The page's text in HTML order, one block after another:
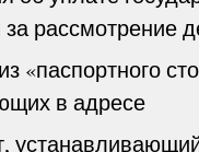
рассмотрение
«паспортного
в адресе